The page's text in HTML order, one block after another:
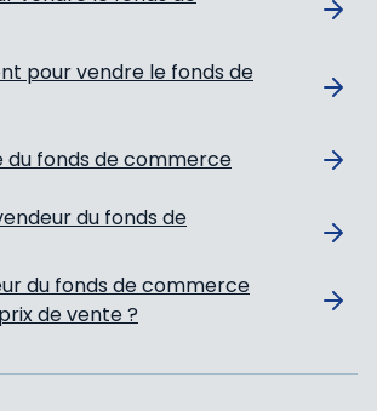
pour vendre le fonds de
du fonds de commerce
du fonds de
du fonds de commerce
de vente ?